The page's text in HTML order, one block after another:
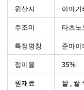
원산지
야마
주조미
타츠
특정명칭
준마
정미율
35%
원재료
쌀 , 쌀